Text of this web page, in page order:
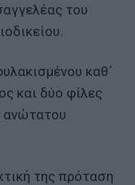
του
καθ´
και δύο φίλες
ανώτατου
της πρόταση